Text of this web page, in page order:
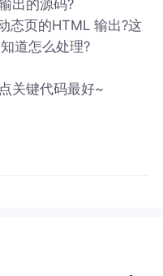
出的源码?
态页的HTML 输出?这
道怎么处理?
关键代码最好~